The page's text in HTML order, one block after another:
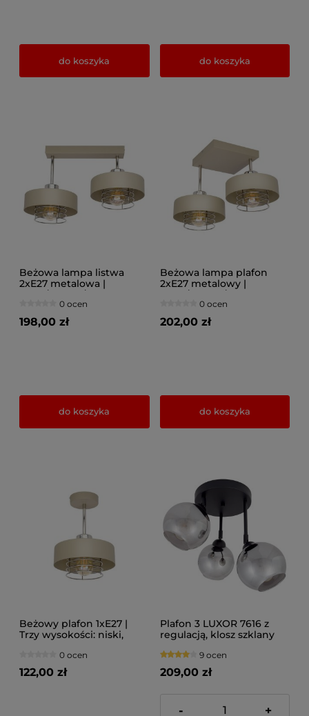
do koszyka do koszyka
Beżowa lampa listwa
2xE27 metalowa |
Złoto/Srebro/Miedź |
Lampa sufitowa do
sypialni i salonu | Polska
produkcja
0 ocen
198,00 zł
do koszyka
Beżowa lampa plafon
2xE27 metalowy |
Złoto/Srebro/Miedź |
Lampa sufitowa do
sypialni i salonu | Polska
produkcja
0 ocen
202,00 zł
do koszyka
Beżowy plafon 1xE27 |
Trzy wysokości: niski,
Złoto/Srebro/Miedź |
Lampa sufitowa z Polski
0 ocen
122,00 zł
Plafon 3 LUXOR 7616 z
regulacją, klosz szklany
9 ocen
209,00 zł
- +